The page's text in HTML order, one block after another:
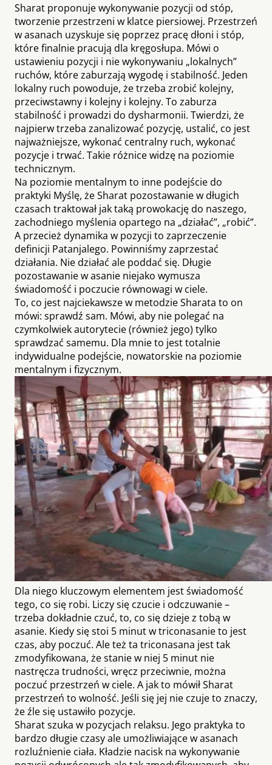
Sharat proponuje wykonywanie pozycji od stóp,
tworzenie przestrzeni w klatce piersiowej. Przestrzeń
w asanach uzyskuje się poprzez pracę dłoni i stóp,
które finalnie pracują dla kręgosłupa. Mówi o
ustawieniu pozycji i nie wykonywaniu „lokalnych”
ruchów, które zaburzają wygodę i stabilność. Jeden
lokalny ruch powoduje, że trzeba zrobić kolejny,
przeciwstawny i kolejny i kolejny. To zaburza
stabilność i prowadzi do dysharmonii. Twierdzi, że
najpierw trzeba zanalizować pozycję, ustalić, co jest
najważniejsze, wykonać centralny ruch, wykonać
pozycje i trwać. Takie różnice widzę na poziomie
technicznym.
Na poziomie mentalnym to inne podejście do
praktyki Myślę, że Sharat pozostawanie w długich
czasach traktował jak taką prowokację do naszego,
zachodniego myślenia opartego na „działać”, „robić”.
A przecież dynamika w pozycji to zaprzeczenie
definicji Patanjalego. Powinniśmy zaprzestać
działania. Nie działać ale poddać się. Długie
pozostawanie w asanie niejako wymusza
świadomość i poczucie równowagi w ciele.
To, co jest najciekawsze w metodzie Sharata to on
mówi: sprawdź sam. Mówi, aby nie polegać na
czymkolwiek autorytecie (również jego) tylko
sprawdzać samemu. Dla mnie to jest totalnie
indywidualne podejście, nowatorskie na poziomie
mentalnym i fizycznym.
Dla niego kluczowym elementem jest świadomość
tego, co się robi. Liczy się czucie i odczuwanie –
trzeba dokładnie czuć, to, co się dzieje z tobą w
asanie. Kiedy się stoi 5 minut w triconasanie to jest
czas, aby poczuć. Ale też ta triconasana jest tak
zmodyfikowana, że stanie w niej 5 minut nie
nastręcza trudności, wręcz przeciwnie, można
poczuć przestrzeń w ciele. A jak to mówił Sharat
przestrzeń to wolność. Jeśli się jej nie czuje to znaczy,
że źle się ustawiło pozycje.
Sharat szuka w pozycjach relaksu. Jego praktyka to
bardzo długie czasy ale umożliwiające w asanach
rozluźnienie ciała. Kładzie nacisk na wykonywanie